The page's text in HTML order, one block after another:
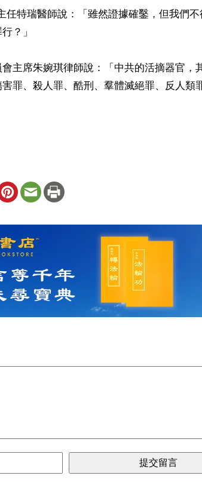
任特瑞醫師說：「雖然證據確鑿，但我們不
？」
主席朱婉琪律師說：「中共的活摘器官，
罪、殺人罪、酷刑、羣體滅絕罪、反人類